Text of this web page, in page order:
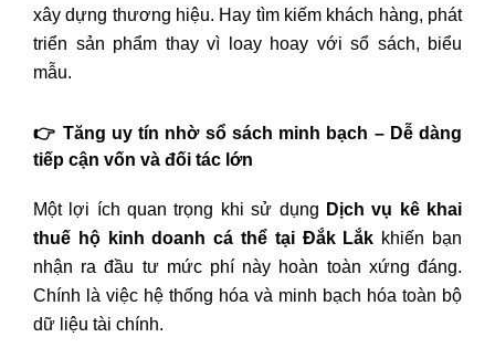
xây dựng thương hiệu. Hay tìm kiếm khách hàng, phát
triển sản phẩm thay vì loay hoay với sổ sách, biểu
mẫu.
👉 Tăng uy tín nhờ sổ sách minh bạch – Dễ dàng
tiếp cận vốn và đối tác lớn
Một lợi ích quan trọng khi sử dụng Dịch vụ kê khai
thuế hộ kinh doanh cá thể tại Đắk Lắk khiến bạn
nhận ra đầu tư mức phí này hoàn toàn xứng đáng.
Chính là việc hệ thống hóa và minh bạch hóa toàn bộ
dữ liệu tài chính.